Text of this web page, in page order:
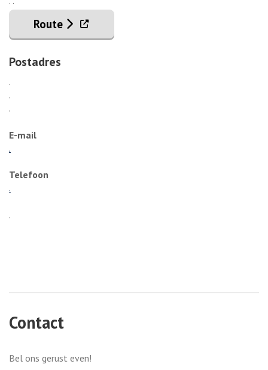
Route . Externe link
Postadres
.
.
.
E-mail
.
Telefoon
.
.
Contact
Bel ons gerust even!